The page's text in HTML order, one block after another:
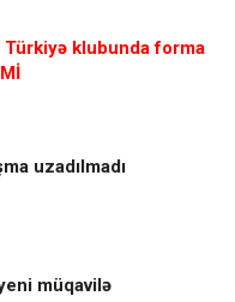
Türkiyə klubunda forma
uzadılmadı
müqavilə